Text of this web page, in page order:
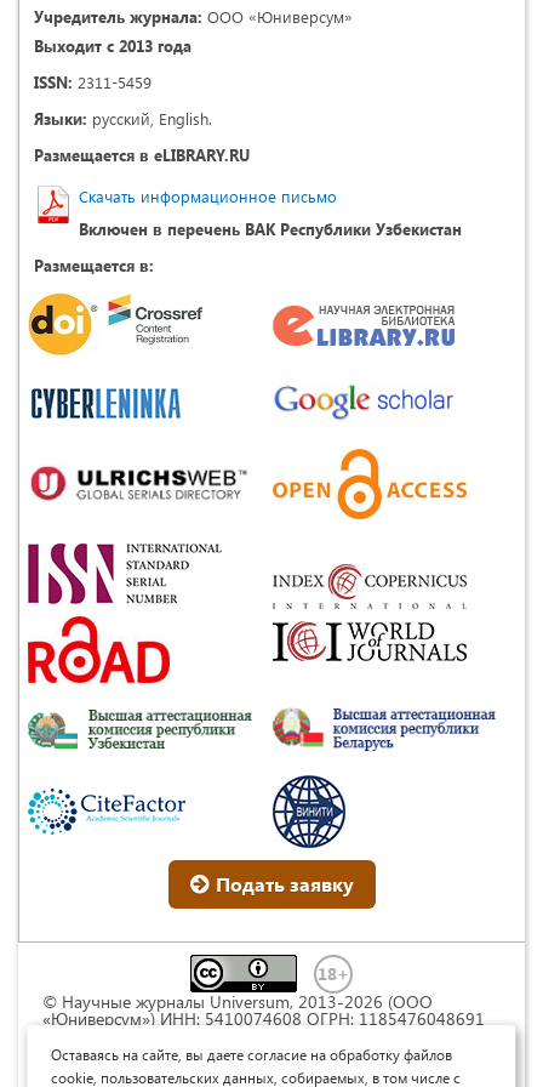
Учредитель журнала: ООО «Юниверсум»
Выходит с 2013 года
ISSN: 2311-5459
Языки: русский, English.
Размещается в eLIBRARY.RU
Скачать информационное письмо
Включен в перечень ВАК Республики Узбекистан
Размещается в:
Подать заявку
© Научные журналы Universum, 2013-2026 (ООО
«Юниверсум») ИНН: 5410074608 ОГРН: 1185476048691
Commons « Attribution» («Атрибуция») 4.0
Непортированная
Оставаясь на сайте, вы даете согласие на обработку файлов
cookie, пользовательских данных, собираемых, в том числе с